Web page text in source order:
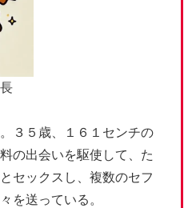
３５歳、１６１センチの
の出会いを駆使して、た
セックスし、複数のセフ
を送っている。